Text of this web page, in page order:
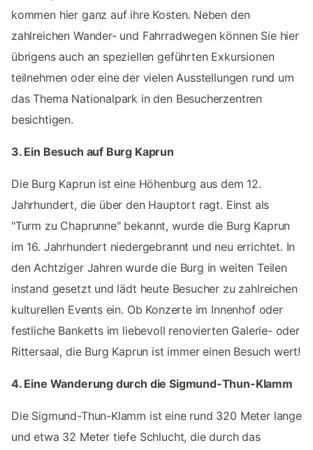
kommen hier ganz auf ihre Kosten. Neben den
zahlreichen Wander- und Fahrradwegen können Sie hier
übrigens auch an speziellen geführten Exkursionen
teilnehmen oder eine der vielen Ausstellungen rund um
das Thema Nationalpark in den Besucherzentren
besichtigen.
3. Ein Besuch auf Burg Kaprun
Die Burg Kaprun ist eine Höhenburg aus dem 12.
Jahrhundert, die über den Hauptort ragt. Einst als
"Turm zu Chaprunne" bekannt, wurde die Burg Kaprun
im 16. Jahrhundert niedergebrannt und neu errichtet. In
den Achtziger Jahren wurde die Burg in weiten Teilen
instand gesetzt und lädt heute Besucher zu zahlreichen
kulturellen Events ein. Ob Konzerte im Innenhof oder
festliche Banketts im liebevoll renovierten Galerie- oder
Rittersaal, die Burg Kaprun ist immer einen Besuch wert!
4. Eine Wanderung durch die Sigmund-Thun-Klamm
Die Sigmund-Thun-Klamm ist eine rund 320 Meter lange
und etwa 32 Meter tiefe Schlucht, die durch das